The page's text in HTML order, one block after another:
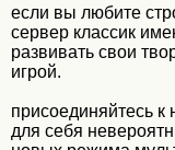
если вы любите
сервер классик
развивать свои
игрой.
присоединяйтесь
для себя